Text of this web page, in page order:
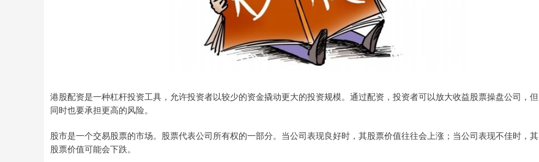
港股配资是一种杠杆投资工具，允许投资者以较少的资金撬动更大的投资规模。通过配资，投资者可以放大收益股票操盘公司，但
同时也要承担更高的风险。
股市是一个交易股票的市场。股票代表公司所有权的一部分。当公司表现良好时，其股票价值往往会上涨；当公司表现不佳时，其
股票价值可能会下跌。